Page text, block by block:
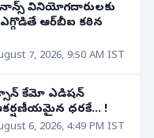
వినియోగదారులకు
ఆర్‌బీఐ కఠిన
7, 2026, 9:50 AM IST
కేమో ఎడిషన్
ధరకే... !
6, 2026, 4:49 PM IST